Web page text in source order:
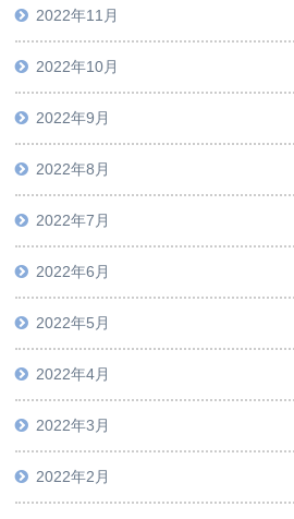
2022年11月
2022年10月
2022年9月
2022年8月
2022年7月
2022年6月
2022年5月
2022年4月
2022年3月
2022年2月